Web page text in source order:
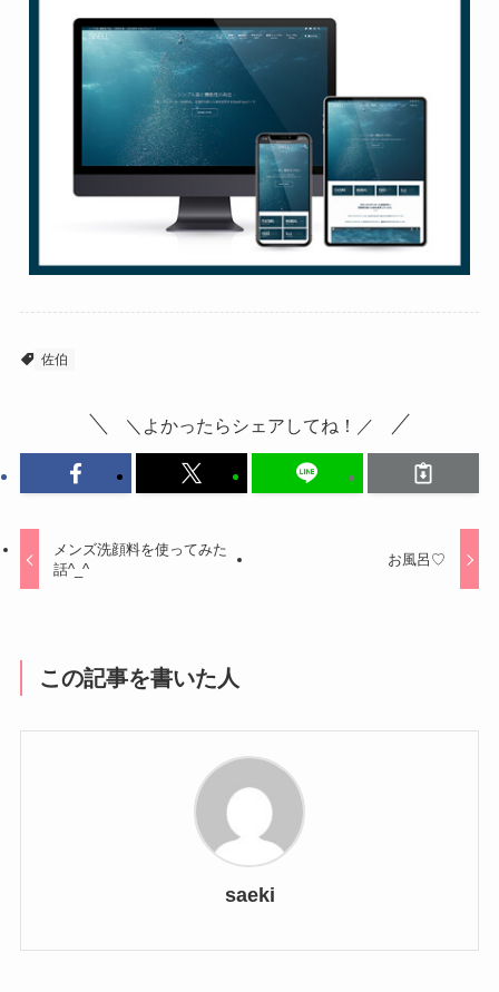
佐伯
＼よかったらシェアしてね！／
メンズ洗顔料を使ってみた
話^_^
お風呂♡
この記事を書いた人
saeki